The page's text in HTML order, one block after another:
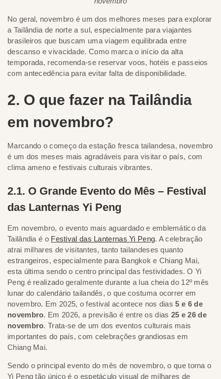
No geral, novembro é um dos melhores meses para explorar
a Tailândia de norte a sul, especialmente para viajantes
brasileiros que buscam uma viagem equilibrada entre
descanso e vivacidade. Como marca o início da alta
temporada, recomenda-se reservar voos, hotéis e passeios
com antecedência para evitar falta de disponibilidade.
2. O que fazer na Tailândia
em novembro?
Marcando o começo da estação fresca tailandesa, novembro
é um dos meses mais agradáveis para visitar o país, com
clima ameno e festivais culturais vibrantes.
2.1. O Grande Evento do Mês – Festival
das Lanternas Yi Peng
Em novembro, o evento mais aguardado e emblemático da
Tailândia é o Festival das Lanternas Yi Peng. A celebração
atrai milhares de visitantes, tanto tailandeses quanto
estrangeiros, especialmente para Bangkok e Chiang Mai,
esta última sendo o centro principal das festividades. O Yi
Peng é realizado geralmente durante a lua cheia do 12º mês
lunar do calendário tailandês, o que costuma ocorrer em
novembro. Em 2025, o festival acontece nos dias 5 e 6 de
novembro. Em 2026, a previsão é entre os dias 25 e 26 de
novembro. Trata-se de um dos eventos culturais mais
importantes do país, com celebrações grandiosas em
Chiang Mai.
Sendo o principal evento do mês de novembro, o que torna o
Yi Peng tão único é o espetáculo visual de milhares de